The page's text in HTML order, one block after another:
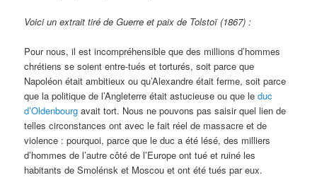
Voici un extrait tiré de Guerre et paix de Tolstoï (1867) :
Pour nous, il est incompréhensible que des millions d’hommes
chrétiens se soient entre-tués et torturés, soit parce que
Napoléon était ambitieux ou qu’Alexandre était ferme, soit parce
que la politique de l’Angleterre était astucieuse ou que leduc
d’Oldenbourg avait tort. Nous ne pouvons pas saisir quel lien de
telles circonstances ont avec le fait réel de massacre et de
violence : pourquoi, parce que le duc a été lésé, des milliers
d’hommes de l’autre côté de l’Europe ont tué et ruiné les
habitants de Smolénsk et Moscou et ont été tués par eux.